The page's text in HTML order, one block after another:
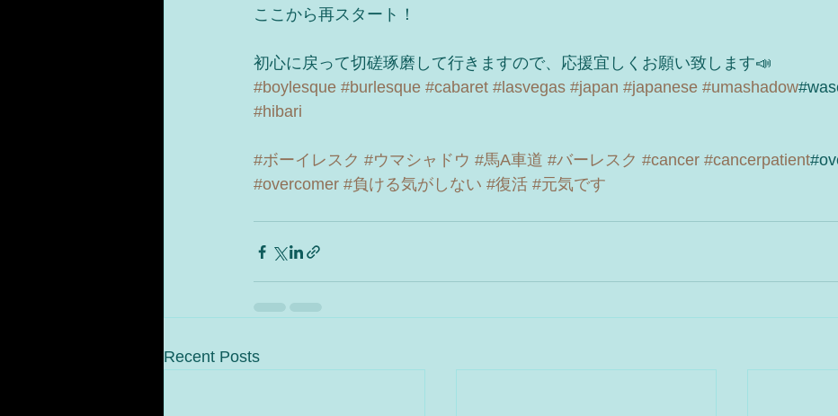
ここから再スタート！
初心に戻って切磋琢磨して行きますので、応援宜しくお願い致します📣
#boylesque #burlesque #cabaret #lasvegas #japan #japanese #umashadow
#hibari
#ボーイレスク #ウマシャドウ #馬A車道 #バーレスク #cancer #cancerpatient
#overcomer #負ける気がしない #復活 #元気です
Recent Posts